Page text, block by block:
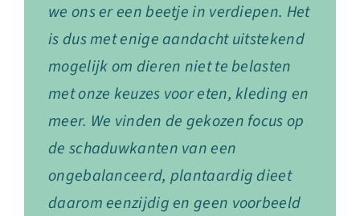
we ons er een beetje in verdiepen. Het
is dus met enige aandacht uitstekend
mogelijk om dieren niet te belasten
met onze keuzes voor eten, kleding en
meer. We vinden de gekozen focus op
de schaduwkanten van een
ongebalanceerd, plantaardig dieet
daarom eenzijdig en geen voorbeeld